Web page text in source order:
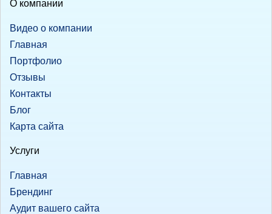
О компании
Видео о компании
Главная
Портфолио
Отзывы
Контакты
Блог
Карта сайта
Услуги
Главная
Брендинг
Аудит вашего сайта